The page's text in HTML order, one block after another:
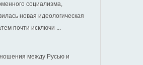
социализма,
новая идеологическая
почти исключи ...
между Русью и